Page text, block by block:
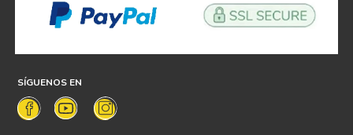
SÍGUENOS EN